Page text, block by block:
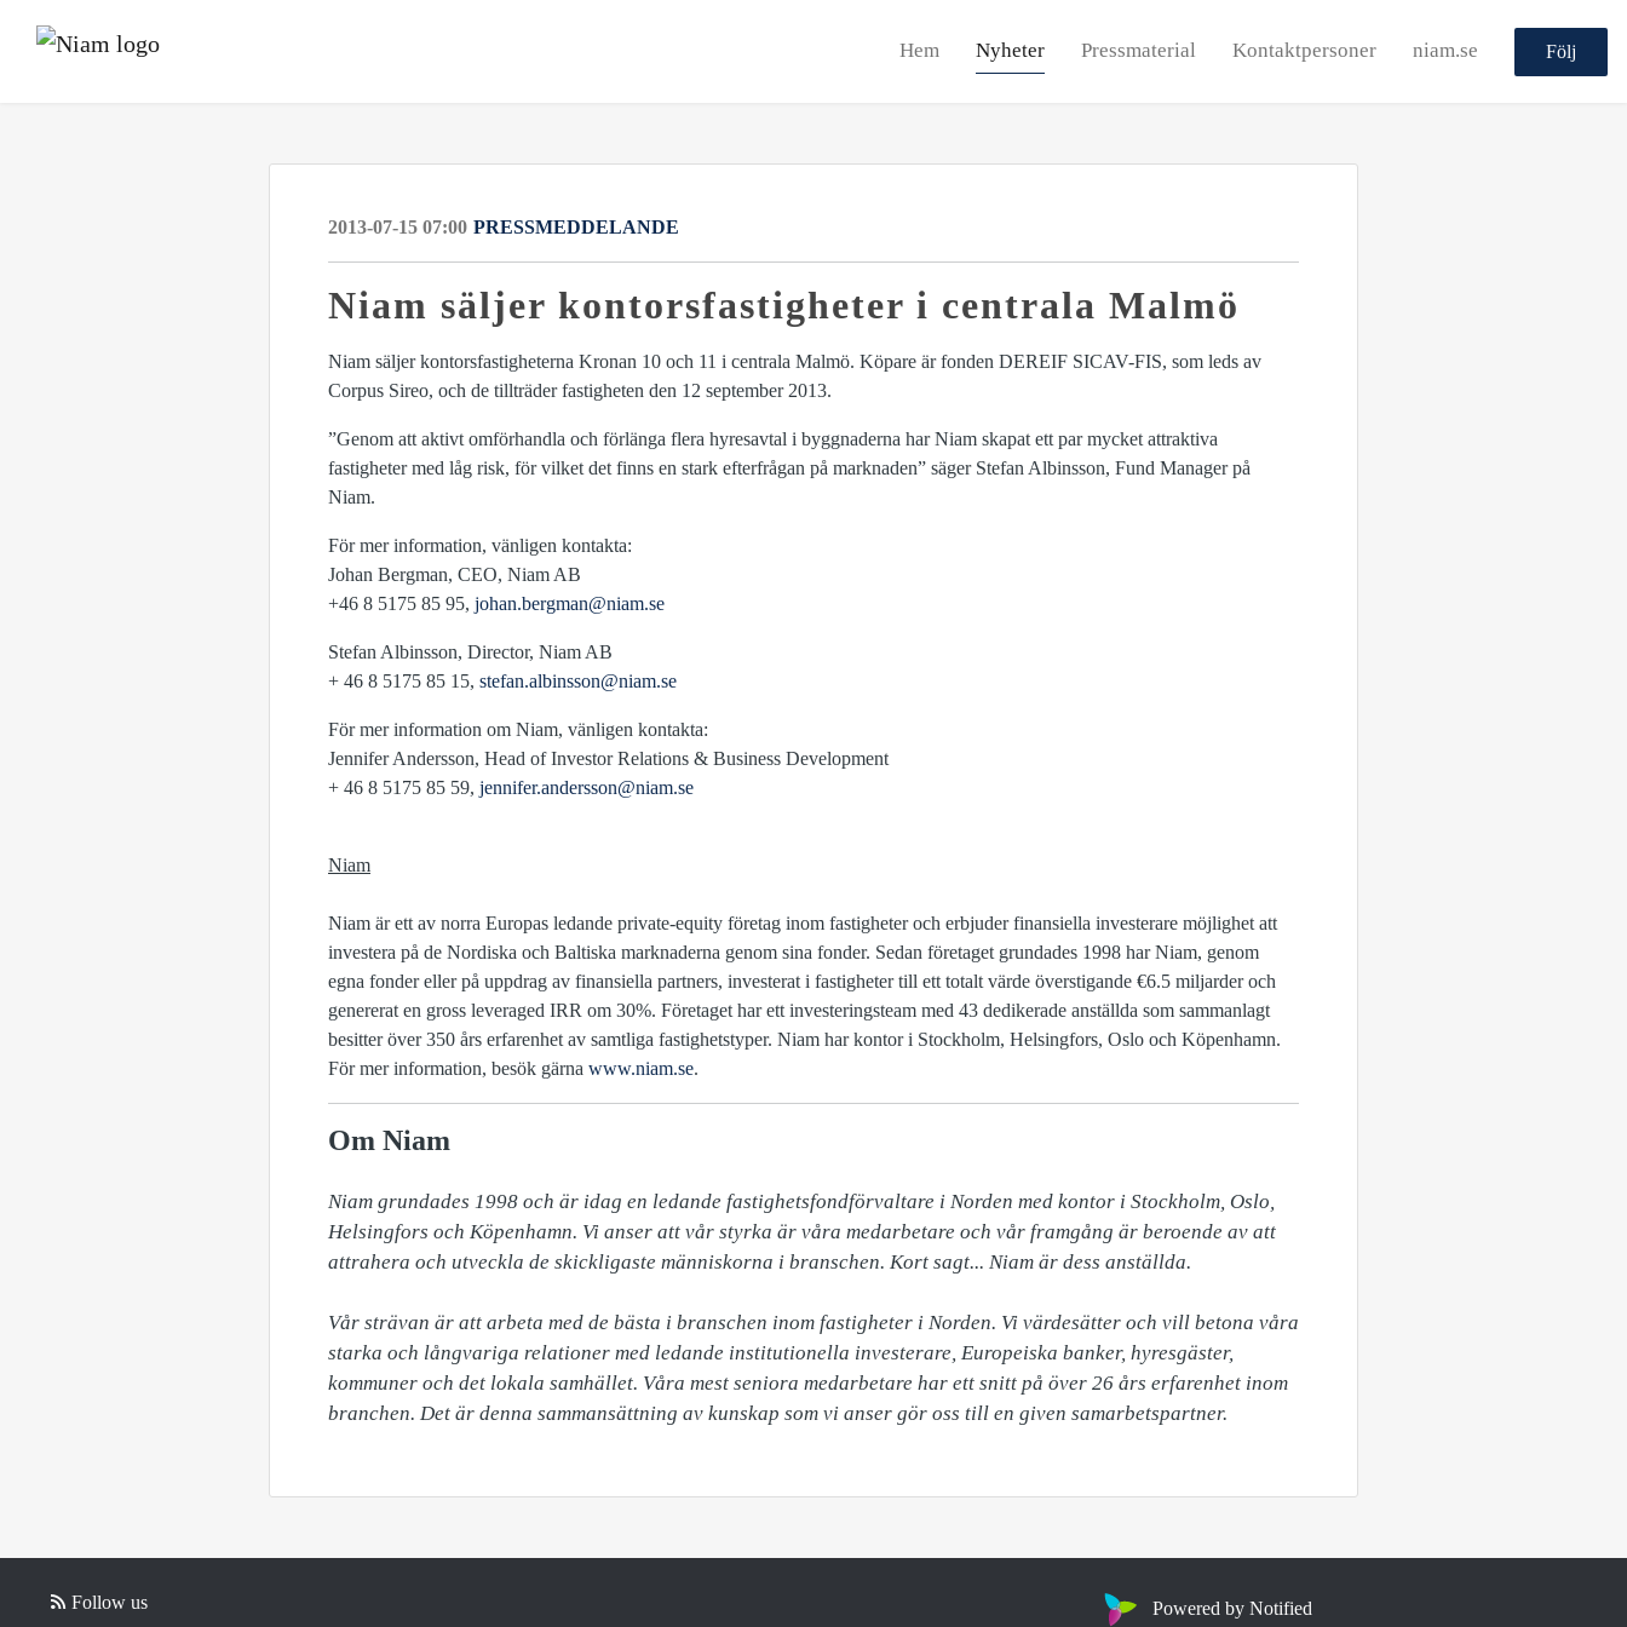
Hem Nyheter Pressmaterial Kontaktpersoner niam.se Följ
2013-07-15 07:00 PRESSMEDDELANDE
Niam säljer kontorsfastigheter i centrala Malmö
Niam säljer kontorsfastigheterna Kronan 10 och 11 i centrala Malmö. Köpare är fonden DEREIF SICAV-FIS, som leds av
Corpus Sireo, och de tillträder fastigheten den 12 september 2013.
”Genom att aktivt omförhandla och förlänga flera hyresavtal i byggnaderna har Niam skapat ett par mycket attraktiva
fastigheter med låg risk, för vilket det finns en stark efterfrågan på marknaden” säger Stefan Albinsson, Fund Manager på
Niam.
För mer information, vänligen kontakta:
Johan Bergman, CEO, Niam AB
+46 8 5175 85 95, johan.bergman@niam.se
Stefan Albinsson, Director, Niam AB
+ 46 8 5175 85 15, stefan.albinsson@niam.se
För mer information om Niam, vänligen kontakta:
Jennifer Andersson, Head of Investor Relations & Business Development
+ 46 8 5175 85 59, jennifer.andersson@niam.se
Niam
Niam är ett av norra Europas ledande private-equity företag inom fastigheter och erbjuder finansiella investerare möjlighet att
investera på de Nordiska och Baltiska marknaderna genom sina fonder. Sedan företaget grundades 1998 har Niam, genom
egna fonder eller på uppdrag av finansiella partners, investerat i fastigheter till ett totalt värde överstigande €6.5 miljarder och
genererat en gross leveraged IRR om 30%. Företaget har ett investeringsteam med 43 dedikerade anställda som sammanlagt
besitter över 350 års erfarenhet av samtliga fastighetstyper. Niam har kontor i Stockholm, Helsingfors, Oslo och Köpenhamn.
För mer information, besök gärna www.niam.se.
Om Niam
Niam grundades 1998 och är idag en ledande fastighetsfondförvaltare i Norden med kontor i Stockholm, Oslo,
Helsingfors och Köpenhamn. Vi anser att vår styrka är våra medarbetare och vår framgång är beroende av att
attrahera och utveckla de skickligaste människorna i branschen. Kort sagt... Niam är dess anställda.
Vår strävan är att arbeta med de bästa i branschen inom fastigheter i Norden. Vi värdesätter och vill betona våra
starka och långvariga relationer med ledande institutionella investerare, Europeiska banker, hyresgäster,
kommuner och det lokala samhället. Våra mest seniora medarbetare har ett snitt på över 26 års erfarenhet inom
branchen. Det är denna sammansättning av kunskap som vi anser gör oss till en given samarbetspartner.
Follow us Powered by Notified